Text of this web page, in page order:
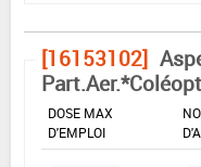
[16153102]
DOSE MAX
D'EMPLOI